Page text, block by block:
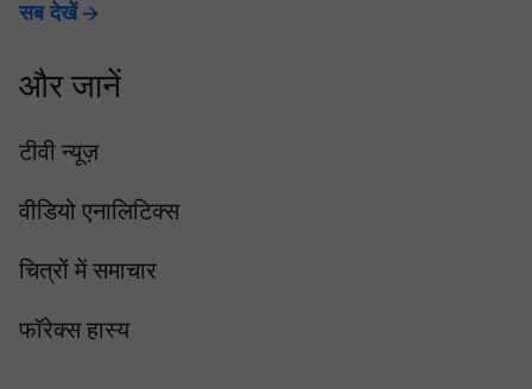
सब देखें
और जानें
टीवी न्यूज़
वीडियो एनालिटिक्स
चित्रों में समाचार
फॉरेक्स हास्य